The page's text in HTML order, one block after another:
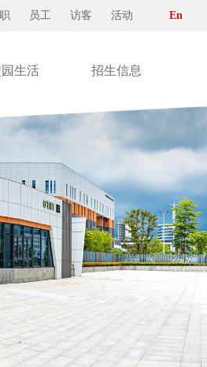
员工 访客 活动 En
生活 招生信息